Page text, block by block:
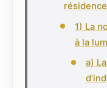
1) La
à la
a)